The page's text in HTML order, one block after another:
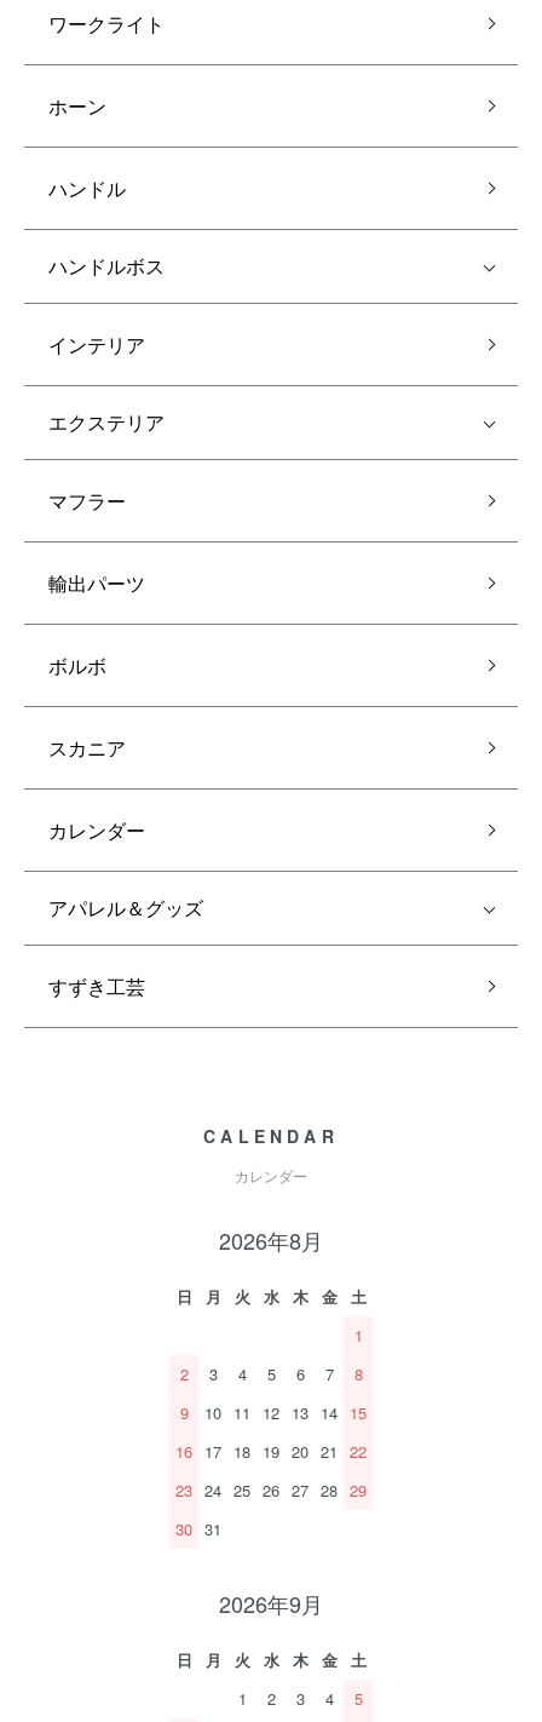
ワークライト
ホーン
ハンドル
ハンドルボス
インテリア
エクステリア
マフラー
輸出パーツ
ボルボ
スカニア
カレンダー
アパレル＆グッズ
すずき工芸
CALENDAR
カレンダー
2026年8月
日 月 火 水 木 金
土
1
2
3 4 5 6 7
8
9
10 11 12 13 14 15
16 17 18 19 20 21
22
23 24 25 26 27 28 29
30 31
2026年9月
日 月 火 水 木 金
土
1
2 3 4
5